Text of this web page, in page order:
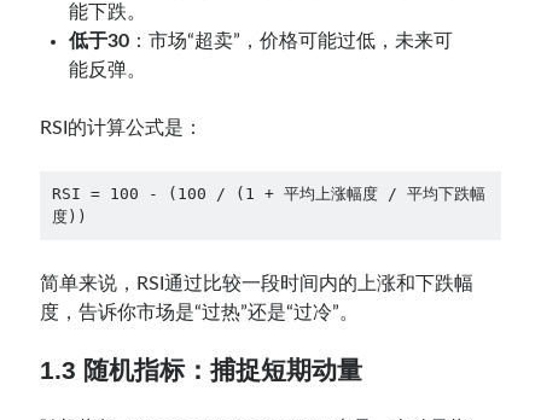
能下跌。
低于30 ：市场“超卖”，价格可能过低，未来可
能反弹。
RSI的计算公式是：
RSI = 100 - (100 / (1 + 平均上涨幅度 / 平均下跌幅
度))
简单来说，RSI通过比较一段时间内的上涨和下跌幅
度，告诉你市场是“过热”还是“过冷”。
1.3 随机指标：捕捉短期动量